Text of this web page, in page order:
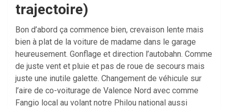
trajectoire)
Bon d’abord ça commence bien, crevaison lente mais
bien à plat de la voiture de madame dans le garage
heureusement. Gonflage et direction l’autobahn. Comme
de juste vent et pluie et pas de roue de secours mais
juste une inutile galette. Changement de véhicule sur
l’aire de co-voiturage de Valence Nord avec comme
Fangio local au volant notre Philou national aussi